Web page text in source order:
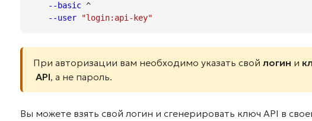
--basic ^
--user
"login:api-key"
При авторизации вам необходимо указать свой логин и
API, а не пароль.
Вы можете взять свой логин и сгенерировать ключ API в